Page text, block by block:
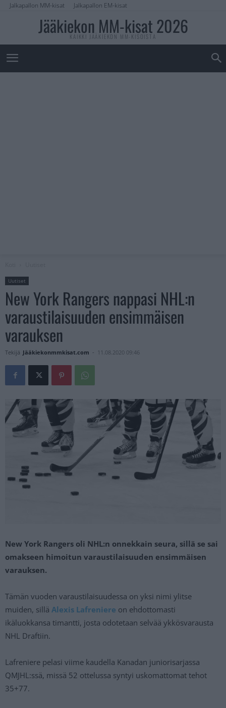
Jalkapallon MM-kisat Jalkapallon EM-kisat
Jääkiekon MM-kisat 2026
KAIKKI JÄÄKIEKON MM-KISOISTA
Uutiset
New York Rangers nappasi NHL:n
varaustilaisuuden ensimmäisen
varauksen
Tekijä Jääkiekonmmkisat.com - 11.08.2020 09:46
New York Rangers oli NHL:n onnekkain seura, sillä se sai
omakseen himoitun varaustilaisuuden ensimmäisen
varauksen.
Tämän vuoden varaustilaisuudessa on yksi nimi ylitse
muiden, sillä Alexis Lafreniere on ehdottomasti
ikäluokkansa timantti, josta odotetaan selvää ykkösvarausta
NHL Draftiin.
Lafreniere pelasi viime kaudella Kanadan juniorisarjassa
QMJHL:ssä, missä 52 ottelussa syntyi uskomattomat tehot
35+77.